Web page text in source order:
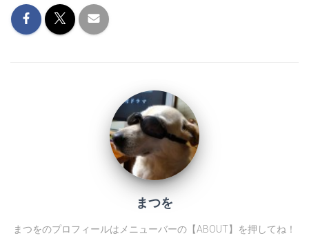
まつを
まつをのプロフィールはメニューバーの【ABOUT】を押してね！